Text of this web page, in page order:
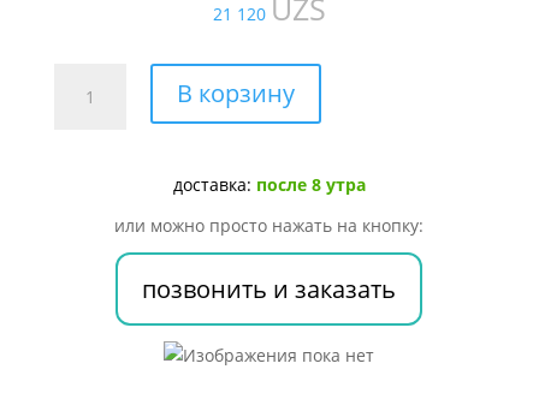
21 120 UZS
товара
1000МГ+500МГ
В корзину
доставка: после 8 утра
или можно просто нажать на кнопку:
позвонить и заказать